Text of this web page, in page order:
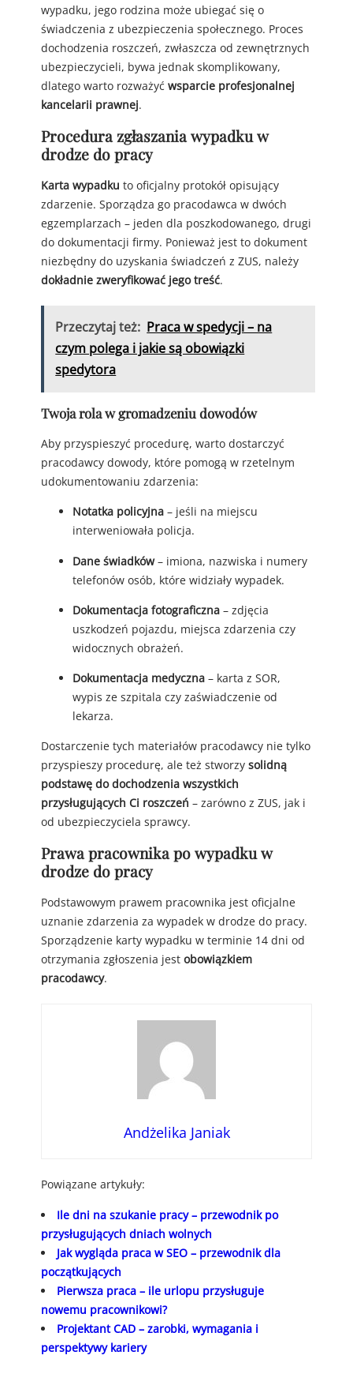
wypadku, jego rodzina może ubiegać się o
świadczenia z ubezpieczenia społecznego. Proces
dochodzenia roszczeń, zwłaszcza od zewnętrznych
ubezpieczycieli, bywa jednak skomplikowany,
dlatego warto rozważyć wsparcie profesjonalnej
kancelarii prawnej.
Procedura zgłaszania wypadku w
drodze do pracy
Karta wypadku to oficjalny protokół opisujący
zdarzenie. Sporządza go pracodawca w dwóch
egzemplarzach – jeden dla poszkodowanego, drugi
do dokumentacji firmy. Ponieważ jest to dokument
niezbędny do uzyskania świadczeń z ZUS, należy
dokładnie zweryfikować jego treść.
Przeczytaj też: Praca w spedycji – na
czym polega i jakie są obowiązki
spedytora
Twoja rola w gromadzeniu dowodów
Aby przyspieszyć procedurę, warto dostarczyć
pracodawcy dowody, które pomogą w rzetelnym
udokumentowaniu zdarzenia:
Notatka policyjna – jeśli na miejscu
interweniowała policja.
Dane świadków– imiona, nazwiska i numery
telefonów osób, które widziały wypadek.
Dokumentacja fotograficzna – zdjęcia
uszkodzeń pojazdu, miejsca zdarzenia czy
widocznych obrażeń.
Dokumentacja medyczna – karta z SOR,
wypis ze szpitala czy zaświadczenie od
lekarza.
Dostarczenie tych materiałów pracodawcy nie tylko
przyspieszy procedurę, ale też stworzy solidną
podstawę do dochodzenia wszystkich
przysługujących Ci roszczeń – zarówno z ZUS, jak i
od ubezpieczyciela sprawcy.
Prawa pracownika po wypadku w
drodze do pracy
Podstawowym prawem pracownika jest oficjalne
uznanie zdarzenia za wypadek w drodze do pracy.
Sporządzenie karty wypadku w terminie 14 dni od
otrzymania zgłoszenia jest obowiązkiem
pracodawcy.
Andżelika Janiak
Powiązane artykuły:
Ile dni na szukanie pracy – przewodnik po
przysługujących dniach wolnych
Jak wygląda praca w SEO – przewodnik dla
początkujących
Pierwsza praca – ile urlopu przysługuje
nowemu pracownikowi?
Projektant CAD – zarobki, wymagania i
perspektywy kariery